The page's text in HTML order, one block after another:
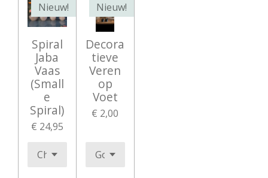
Nieuw!
Spiral
Jaba
Vaas
(Small
e
Spiral)
€ 24,95
Nieuw!
Decora
tieve
Veren
op
Voet
€ 2,00